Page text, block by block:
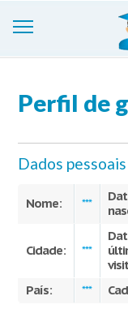
Cadastre-se
Entre
Perfil de
Dados pessoais
Nome: ***
Cidade: ***
País: ***